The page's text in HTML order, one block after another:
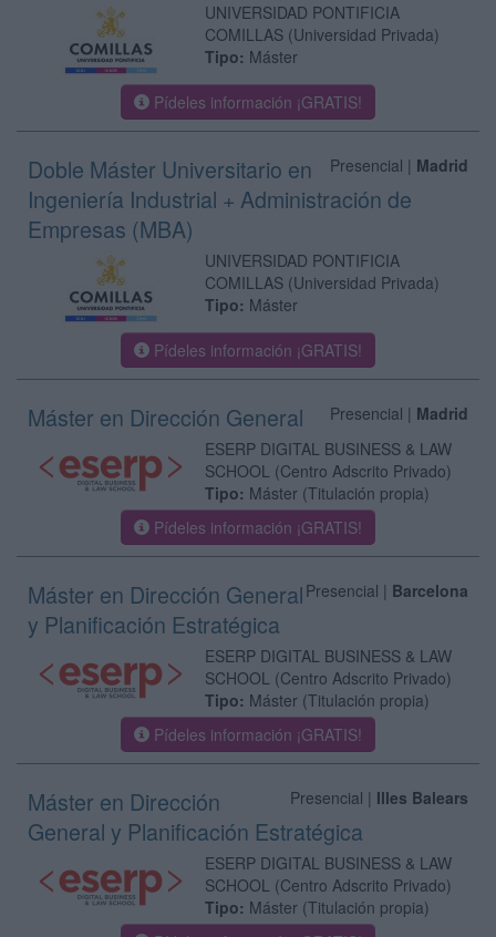
UNIVERSIDAD PONTIFICIA
COMILLAS (Universidad Privada)
Tipo: Máster
Pídeles información ¡GRATIS!
Presencial | Madrid
Doble Máster Universitario en
Ingeniería Industrial + Administración de
Empresas (MBA)
UNIVERSIDAD PONTIFICIA
COMILLAS (Universidad Privada)
Tipo: Máster
Pídeles información ¡GRATIS!
Presencial | Madrid
Máster en Dirección General
ESERP DIGITAL BUSINESS & LAW
SCHOOL (Centro Adscrito Privado)
Tipo: Máster (Titulación propia)
Pídeles información ¡GRATIS!
Presencial | Barcelona
Máster en Dirección General
y Planificación Estratégica
ESERP DIGITAL BUSINESS & LAW
SCHOOL (Centro Adscrito Privado)
Tipo: Máster (Titulación propia)
Pídeles información ¡GRATIS!
Presencial | Illes Balears
Máster en Dirección
General y Planificación Estratégica
ESERP DIGITAL BUSINESS & LAW
SCHOOL (Centro Adscrito Privado)
Tipo: Máster (Titulación propia)